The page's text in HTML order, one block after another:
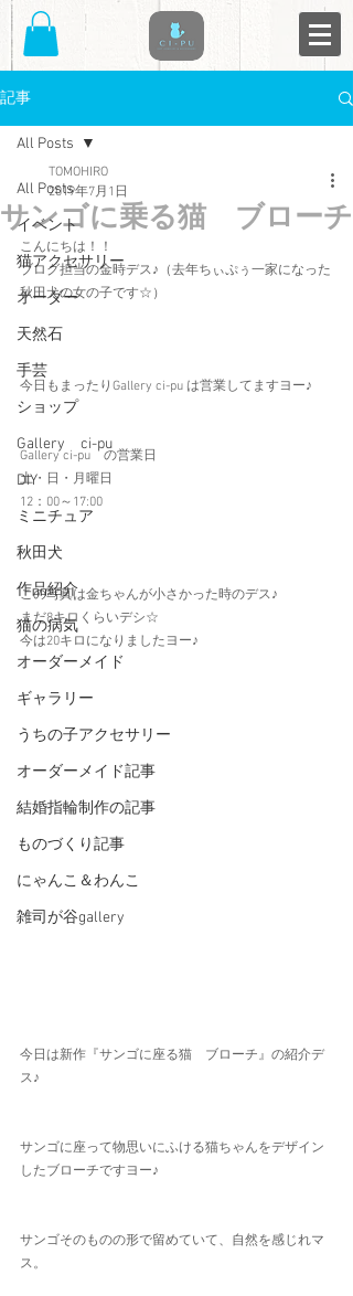
記事
All Posts
イベント
猫アクセサリー
オーダー
天然石
手芸
ショップ
Gallery ci-pu
DIY
ミニチュア
秋田犬
作品紹介
猫の病気
オーダーメイド
ギャラリー
うちの子アクセサリー
オーダーメイド記事
結婚指輪制作の記事
ものづくり記事
にゃんこ＆わんこ
雑司が谷gallery
All Posts
サンゴに乗る猫 ブローチ
TOMOHIRO
2019年7月1日
こんにちは！！
ブログ担当の金時デス♪（去年ちぃぷぅ一家になった
秋田犬の女の子です☆）
今日もまったりGallery ci-pu は営業してますヨー♪
Gallery ci-pu　の営業日
土・日・月曜日
12：00～17:00
この写真は金ちゃんが小さかった時のデス♪
まだ8キロくらいデシ☆
今は20キロになりましたヨー♪
今日は新作『サンゴに座る猫　ブローチ』の紹介デ
ス♪
サンゴに座って物思いにふける猫ちゃんをデザイン
したブローチですヨー♪
サンゴそのものの形で留めていて、自然を感じれマ
ス。